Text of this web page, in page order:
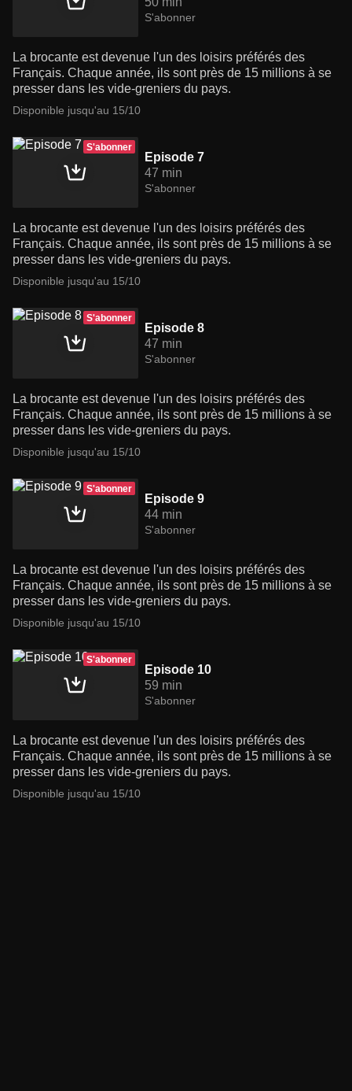
S'abonner
La brocante est devenue l'un des loisirs préférés des
Français. Chaque année, ils sont près de 15 millions à se
presser dans les vide-greniers du pays.
Disponible jusqu'au 15/10
S'abonner
Episode 7
47 min
S'abonner
La brocante est devenue l'un des loisirs préférés des
Français. Chaque année, ils sont près de 15 millions à se
presser dans les vide-greniers du pays.
Disponible jusqu'au 15/10
S'abonner
Episode 8
47 min
S'abonner
La brocante est devenue l'un des loisirs préférés des
Français. Chaque année, ils sont près de 15 millions à se
presser dans les vide-greniers du pays.
Disponible jusqu'au 15/10
S'abonner
Episode 9
44 min
S'abonner
La brocante est devenue l'un des loisirs préférés des
Français. Chaque année, ils sont près de 15 millions à se
presser dans les vide-greniers du pays.
Disponible jusqu'au 15/10
S'abonner
Episode 10
59 min
S'abonner
La brocante est devenue l'un des loisirs préférés des
Français. Chaque année, ils sont près de 15 millions à se
presser dans les vide-greniers du pays.
Disponible jusqu'au 15/10